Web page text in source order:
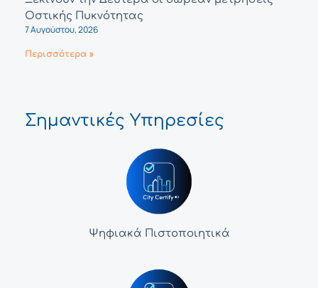
Οστικής Πυκνότητας
7 Αυγούστου, 2026
Περισσότερα »
Σημαντικές Υπηρεσίες
Ψηφιακά Πιστοποιητικά